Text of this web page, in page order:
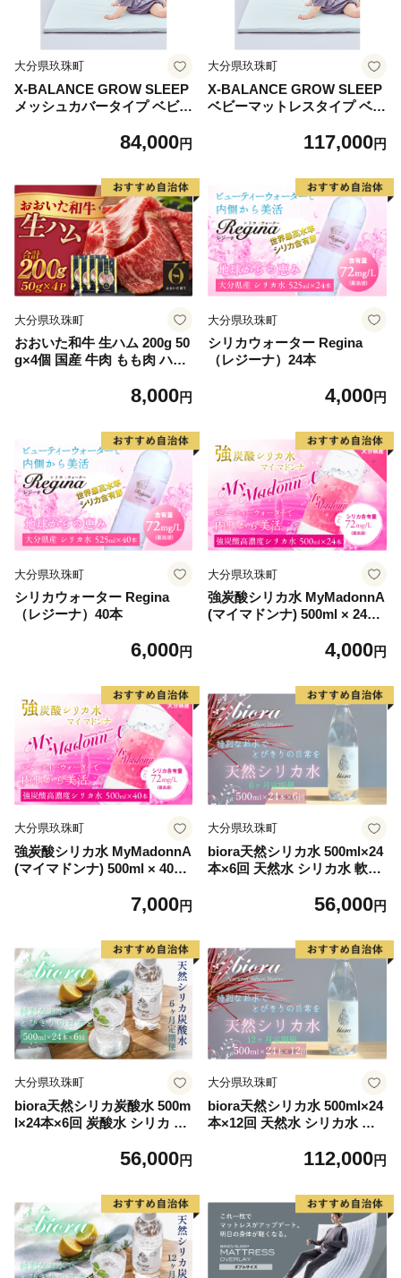
大分県玖珠町
X-BALANCE GROW SLEEP
メッシュカバータイプ ベビー
洗える 通気性 軽量 軽い 赤ち
84,000円
大分県玖珠町
X-BALANCE GROW SLEEP
ベビーマットレスタイプ ベビ
ト 洗える 通気性 軽量 軽い
117,000円
大分県玖珠町
おおいた和牛 生ハム 200g 50
g×4個 国産 牛肉 もも肉 ハム
8,000円
大分県玖珠町
シリカウォーター Regina
（レジーナ）24本
4,000円
大分県玖珠町
シリカウォーター Regina
（レジーナ）40本
6,000円
大分県玖珠町
強炭酸シリカ水 MyMadonnA
(マイマドンナ) 500ml × 24本
4,000円
大分県玖珠町
強炭酸シリカ水 MyMadonnA
(マイマドンナ) 500ml × 40本
7,000円
大分県玖珠町
biora天然シリカ水 500ml×24
本×6回 天然水 シリカ水 軟水
分県 九州 自然 防災 備蓄 安
継続 吸収 効率 健康志向
56,000円
大分県玖珠町
biora天然シリカ炭酸水 500m
l×24本×6回 炭酸水 シリカ ミ
水 大分県 玖珠町 健康 九州
素 吸収 継続 サプリメント
56,000円
大分県玖珠町
biora天然シリカ水 500ml×24
本×12回 天然水 シリカ水 軟
大分県 九州 自然 防災 備蓄
水 継続 吸収 効率 健康志向
112,000円